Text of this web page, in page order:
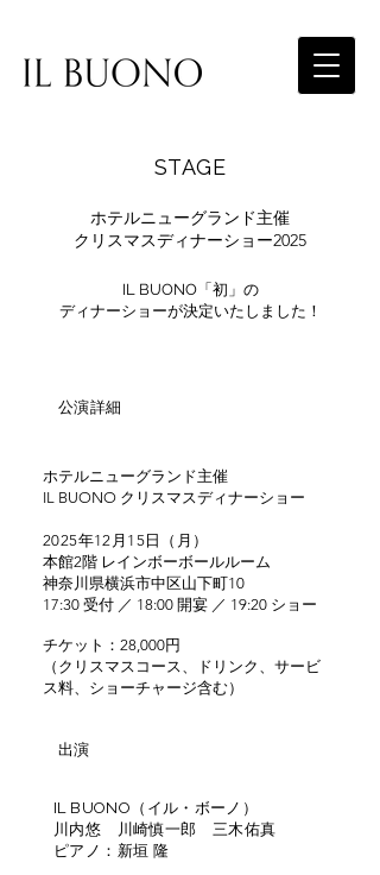
STAGE
ホテルニューグランド主催
クリスマスディナーショー2025
IL BUONO「初」の
ディナーショーが決定いたしました！
​公演詳細
ホテルニューグランド主催
IL BUONO クリスマスディナーショー
2025年12月15日（月）
本館2階 レインボーボールルーム
神奈川県横浜市中区山下町10
17:30 受付 ／ 18:00 開宴 ／ 19:20 ショー
チケット：28,000円
（クリスマスコース、ドリンク、サービ
ス料、ショーチャージ含む）
​出演
IL BUONO （イル・ボーノ）
​川内悠 川崎慎一郎 三木佑真
ピアノ：新垣 隆